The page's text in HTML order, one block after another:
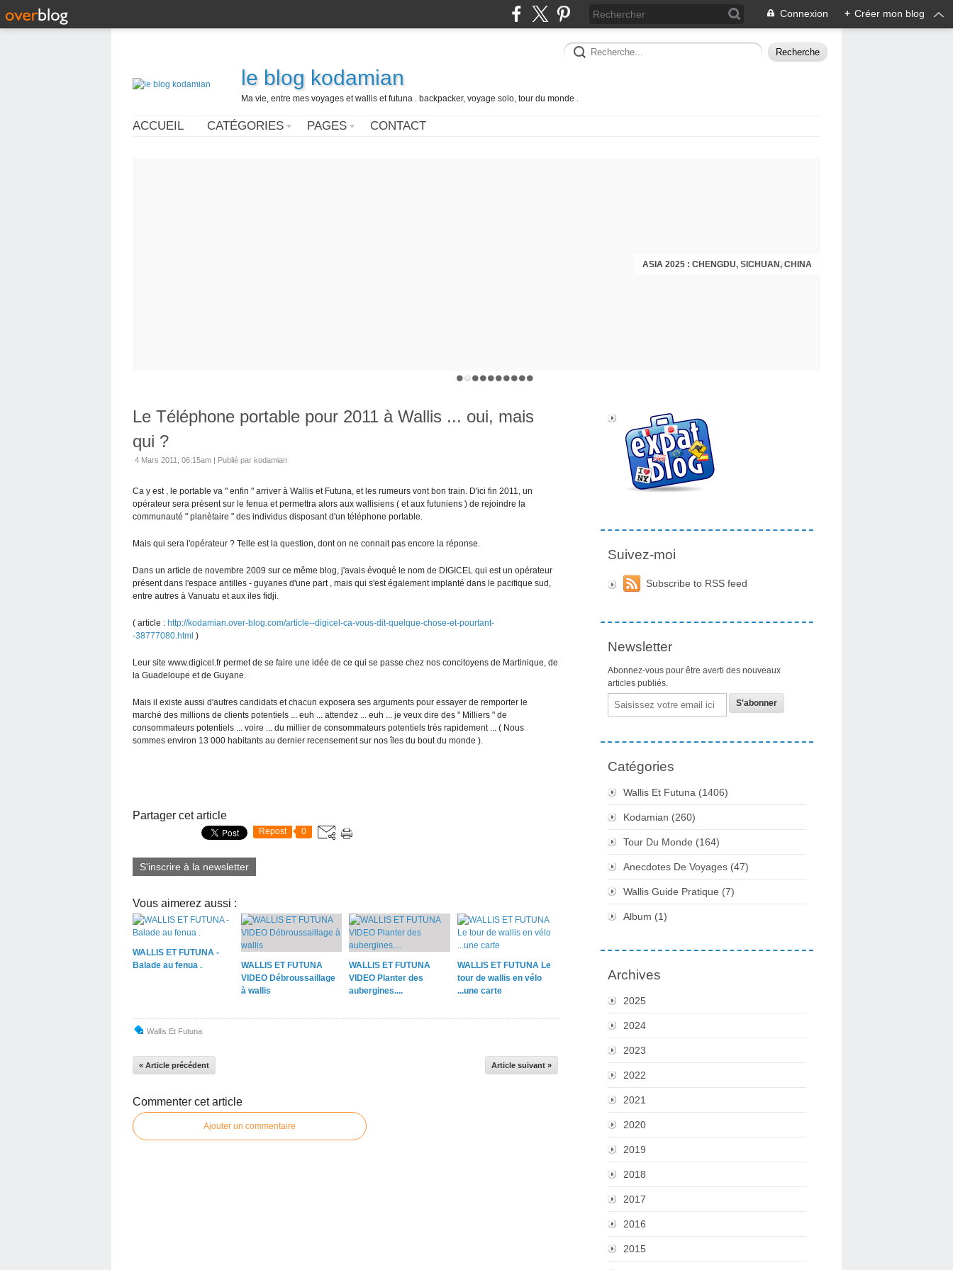
Connexion + Créer mon blog
le blog kodamian
Ma vie, entre mes voyages et wallis et futuna . backpacker, voyage solo, tour du monde .
ACCUEIL CATÉGORIES PAGES CONTACT
ASIA 2025 : CHENGDU, SICHUAN, CHINA
CHENGDU 2025
Le Téléphone portable pour 2011 à Wallis ... oui, mais
qui ?
4 Mars 2011, 06:15am | Publié par kodamian
Ca y est , le portable va " enfin " arriver à Wallis et Futuna, et les rumeurs vont bon train. D'ici fin 2011, un
opérateur sera présent sur le fenua et permettra alors aux wallisiens ( et aux futuniens ) de rejoindre la
communauté " planètaire " des individus disposant d'un téléphone portable.
Mais qui sera l'opérateur ? Telle est la question, dont on ne connait pas encore la réponse.
Dans un article de novembre 2009 sur ce même blog, j'avais évoqué le nom de DIGICEL qui est un opérateur
présent dans l'espace antilles - guyanes d'une part , mais qui s'est également implanté dans le pacifique sud,
entre autres à Vanuatu et aux iles fidji.
( article : http://kodamian.over-blog.com/article--digicel-ca-vous-dit-quelque-chose-et-pourtant-
-38777080.html )
Leur site www.digicel.fr permet de se faire une idée de ce qui se passe chez nos concitoyens de Martinique, de
la Guadeloupe et de Guyane.
Mais il existe aussi d'autres candidats et chacun exposera ses arguments pour essayer de remporter le
marché des millions de clients potentiels ... euh ... attendez ... euh ... je veux dire des " Milliers " de
consommateurs potentiels ... voire ... du millier de consommateurs potentiels très rapidement ... ( Nous
sommes environ 13 000 habitants au dernier recensement sur nos îles du bout du monde ).
Partager cet article
Repost 0
S'inscrire à la newsletter
Vous aimerez aussi :
WALLIS ET FUTUNA -
Balade au fenua .
WALLIS ET FUTUNA
VIDEO Débroussaillage
à wallis
WALLIS ET FUTUNA
VIDEO Planter des
aubergines....
WALLIS ET FUTUNA Le
tour de wallis en vélo
...une carte
Wallis Et Futuna
« Article précédent Article suivant »
Commenter cet article
Ajouter un commentaire
Suivez-moi
Subscribe to RSS feed
Newsletter
Abonnez-vous pour être averti des nouveaux
articles publiés.
Email
Catégories
Wallis Et Futuna (1406)
Kodamian (260)
Tour Du Monde (164)
Anecdotes De Voyages (47)
Wallis Guide Pratique (7)
Album (1)
Archives
2025
2024
2023
2022
2021
2020
2019
2018
2017
2016
2015